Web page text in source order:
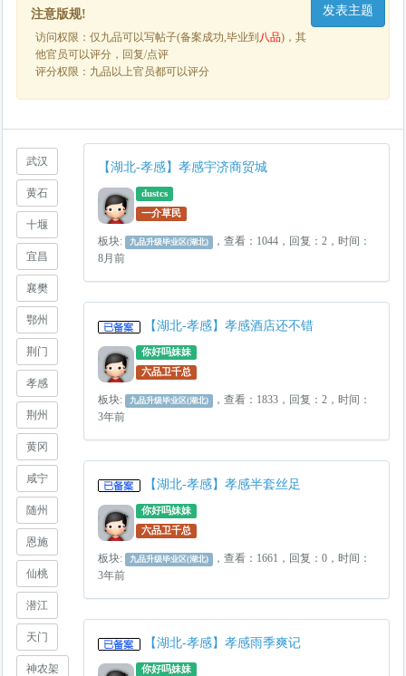
n
发表主题
注意版规!
访问权限：仅九品可以写帖子(备案成功,毕业到 八品)，其
他官员可以评分，回复/点评
评分权限：九品以上官员都可以评分
武汉
黄石
十堰
宜昌
襄樊
鄂州
荆门
孝感
荆州
黄冈
咸宁
随州
恩施
仙桃
潜江
天门
神农架
【湖北-孝感】孝感宇济商贸城
dustcs
一介草民
板块: 九品升级毕业区(湖北)
，查看：1044，回复：2，时间：
8月前
【湖北-孝感】孝感酒店还不错
你好吗妹妹
六品卫千总
板块: 九品升级毕业区(湖北)
，查看：1833，回复：2，时间：
3年前
【湖北-孝感】孝感半套丝足
你好吗妹妹
六品卫千总
板块: 九品升级毕业区(湖北)
，查看：1661，回复：0，时间：
3年前
【湖北-孝感】孝感雨季爽记
你好吗妹妹